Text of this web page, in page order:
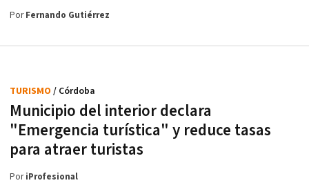
PorFernando Gutiérrez
Municipio del interior declara
"Emergencia turística" y reduce tasas
para atraer turistas
TURISMO / Córdoba
PoriProfesional